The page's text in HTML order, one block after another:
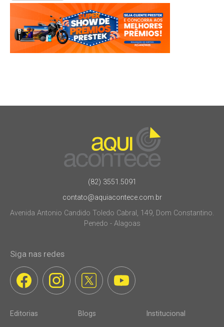
(82) 3551.5091
contato@aquiacontece.com.br
Avenida Antonio Candido Toledo Cabral, 149, Dom Constantino.
Penedo - Alagoas
Siga nas redes
Editorias Blogs Institucional